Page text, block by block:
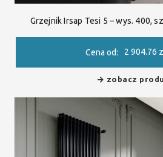
Grzejnik Irsap Tesi 5 – wys. 400,
Cena od: 2 904.76
zobacz